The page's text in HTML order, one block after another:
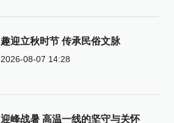
趣迎立秋时节 传承民俗文脉
2026-08-07 14:28
迎峰战暑 高温一线的坚守与关怀